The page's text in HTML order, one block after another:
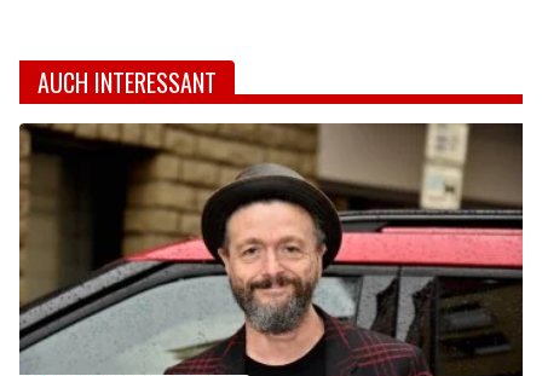
AUCH INTERESSANT